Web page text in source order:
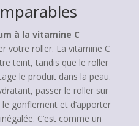
à la vitamine C
votre roller. La vitamine C
teint, tandis que le roller
le produit dans la peau.
passer le roller sur
gonflement et d’apporter
C’est comme un